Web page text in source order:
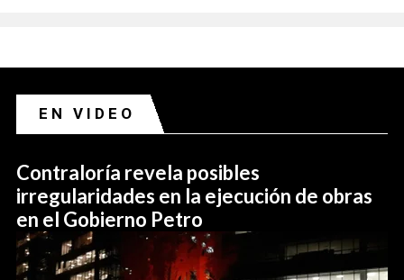
EN VIDEO
Contraloría revela posibles
irregularidades en la ejecución de obras
en el Gobierno Petro